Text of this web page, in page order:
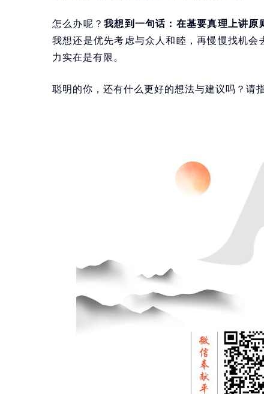
怎么办呢？我想到一句话：在基要真理上讲原
我想还是优先考虑与众人和睦，再慢慢找机
力实在是有限。
聪明的你，还有什么更好的想法与建议吗？请